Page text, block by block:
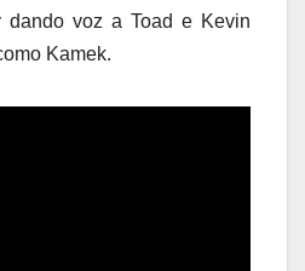
dando voz a Toad e Kevin
Kamek.